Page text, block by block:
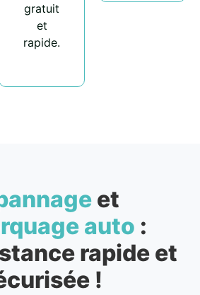
gratuit
et
rapide.
et
auto :
rapide et
!